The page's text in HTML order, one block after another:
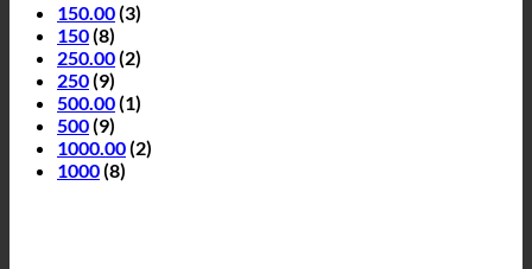
150.00(3)
150(8)
250.00(2)
250(9)
500.00(1)
500(9)
1000.00(2)
1000(8)